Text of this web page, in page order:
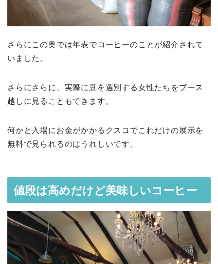
さらにこの奥では年表でコーヒーのことが紹介されて
いました。
さらにさらに、実際に豆を選別する女性たちをブース
越しに見ることもできます。
何かと入場にお金がかかるクスコでこれだけの展示を
無料で見られるのはうれしいです。
値段は高めだけど美味しいコーヒー